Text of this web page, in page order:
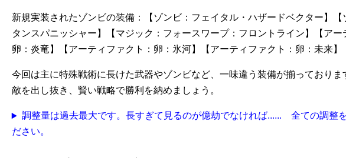
新規実装されたゾンビの装備：【ゾンビ：フェイタル・ハザードベクター】【
タンスパニッシャー】【マジック：フォースワープ：フロントライン】【アー
卵：炎竜】【アーティファクト：卵：氷河】【アーティファクト：卵：未来】
今回は主に特殊戦術に長けた武器やゾンビなど、一味違う装備が揃っておりま
敵を出し抜き、賢い戦略で勝利を納めましょう。
調整量は過去最大です。長すぎて見るのが億劫でなければ...... 全ての調整
ださい。